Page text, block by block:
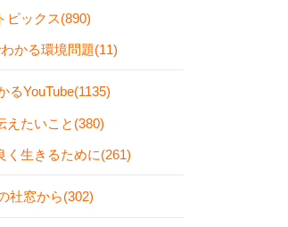
ピックス(890)
かる環境問題(11)
るYouTube(1135)
えたいこと(380)
く生きるために(261)
社窓から(302)